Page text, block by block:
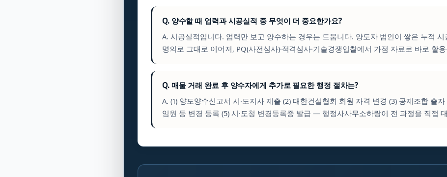
Q. 양수할 때 업력과 시공실적 중 무엇이 더 중요한가요?
A. 시공실적입니다. 업력만 보고 양수하는 경우는 드뭅니다. 양도자 법인이 쌓은 누적
명의로 그대로 이어져, PQ(사전심사)·적격심사·기술경쟁입찰에서 가점 자료로 바로 활
Q. 매물 거래 완료 후 양수자에게 추가로 필요한 행정 절차는?
A. (1) 양도양수신고서 시·도지사 제출 (2) 대한건설협회 회원 자격 변경 (3) 공제조합 출
임원 등 변경 등록 (5) 시·도청 변경등록증 발급 — 행정사사무소하랑이 전 과정을 직접